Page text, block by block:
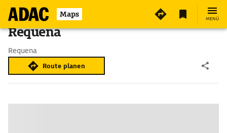
Maps MENÜ
Requena
Requena
Route planen